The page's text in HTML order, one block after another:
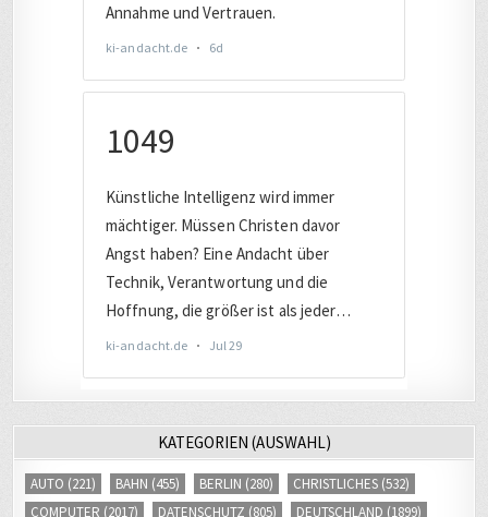
KATEGORIEN (AUSWAHL)
AUTO (221) BAHN (455) BERLIN (280) CHRISTLICHES (532)
COMPUTER (2017) DATENSCHUTZ (805) DEUTSCHLAND (1899)